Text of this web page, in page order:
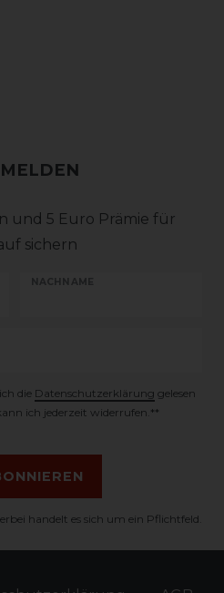
und 5 Euro Prämie für
sichern
NACHNAME
die Daten­schutz­erklärung gelesen
ich jederzeit widerrufen.**
handelt es sich um ein Pflichtfeld.